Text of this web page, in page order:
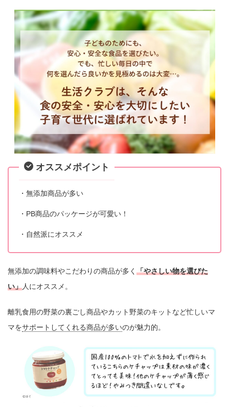
オススメポイント
・無添加商品が多い
・PB商品のパッケージが可愛い！
・自然派にオススメ
無添加の調味料やこだわりの商品が多く 「やさしい物を選びた
い」人にオススメ。
離乳食用の野菜の裏ごし商品やカット野菜のキットなど忙しいマ
マをサポートしてくれる商品が多いのが魅力的。